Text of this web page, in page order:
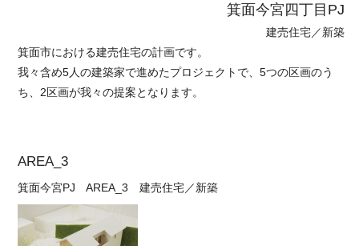
箕面今宮四丁目PJ
建売住宅／新築
箕面市における建売住宅の計画です。
我々含め5人の建築家で進めたプロジェクトで、5つの区画のう
ち、2区画が我々の提案となります。
AREA_3
箕面今宮PJ AREA_3 建売住宅／新築